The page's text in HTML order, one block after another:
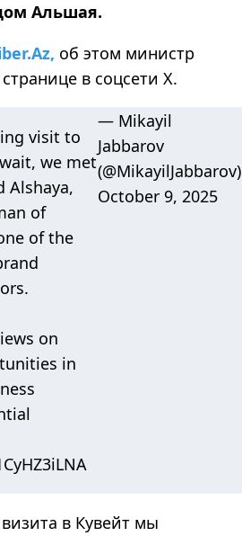
Альшая.
об этом министр
в соцсети Х.
visit to
, we met
Alshaya,
of
of the
on
in
— Mikayil
Jabbarov
(@MikayilJabbarov)
October 9, 2025
в Кувейт мы